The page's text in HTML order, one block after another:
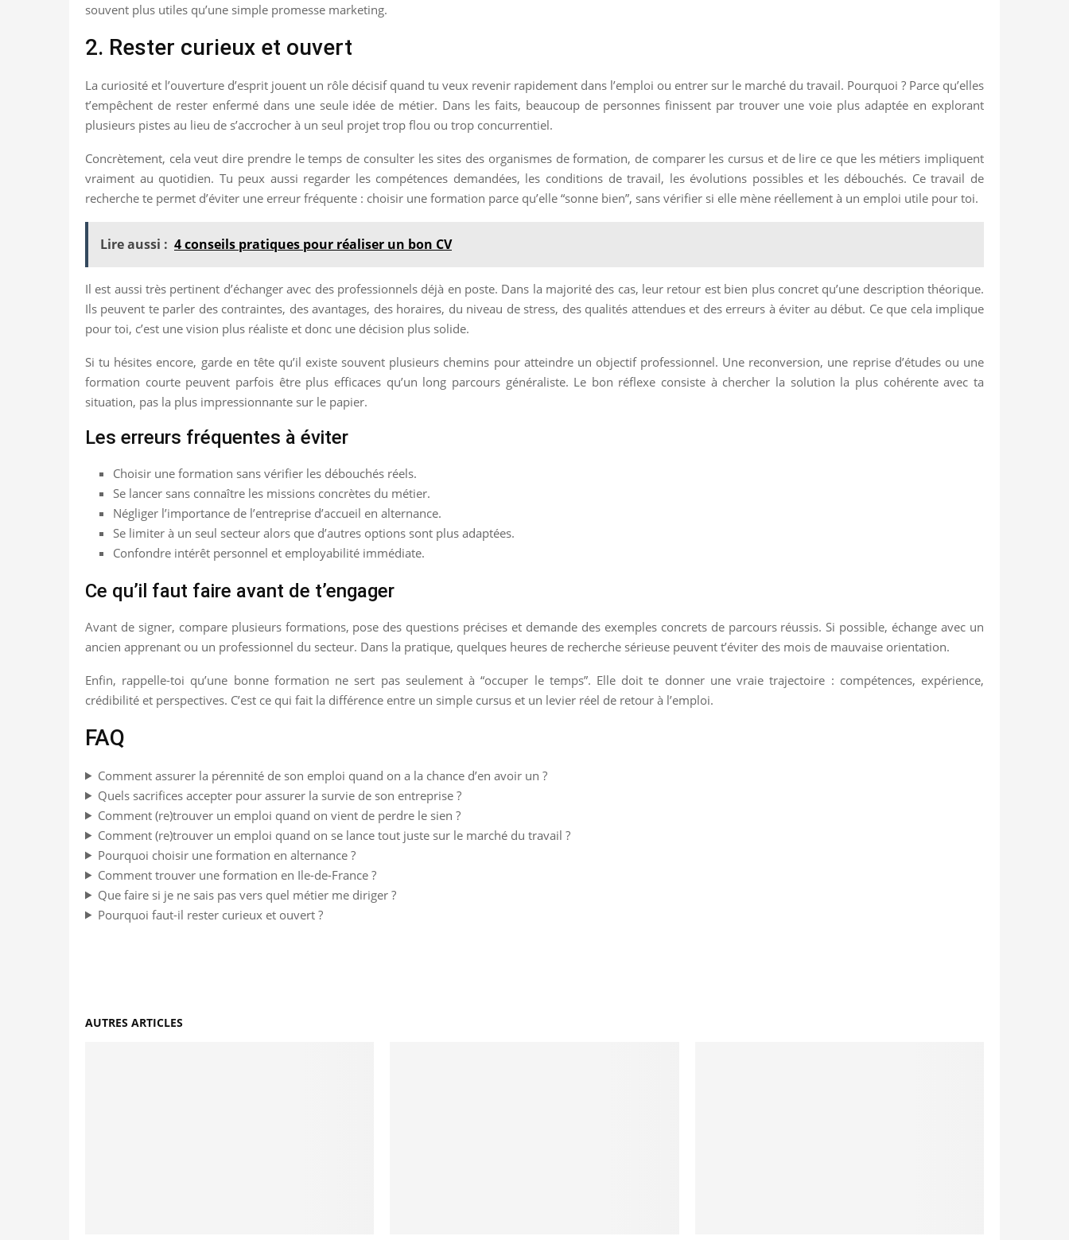
souvent plus utiles qu’une simple promesse marketing.
2. Rester curieux et ouvert
La curiosité et l’ouverture d’esprit jouent un rôle décisif quand tu veux revenir rapidement dans l’emploi ou entrer sur le marché du travail. Pourquoi ? Parce qu’elles
t’empêchent de rester enfermé dans une seule idée de métier. Dans les faits, beaucoup de personnes finissent par trouver une voie plus adaptée en explorant
plusieurs pistes au lieu de s’accrocher à un seul projet trop flou ou trop concurrentiel.
Concrètement, cela veut dire prendre le temps de consulter les sites des organismes de formation, de comparer les cursus et de lire ce que les métiers impliquent
vraiment au quotidien. Tu peux aussi regarder les compétences demandées, les conditions de travail, les évolutions possibles et les débouchés. Ce travail de
recherche te permet d’éviter une erreur fréquente : choisir une formation parce qu’elle “sonne bien”, sans vérifier si elle mène réellement à un emploi utile pour toi.
Lire aussi : 4 conseils pratiques pour réaliser un bon CV
Il est aussi très pertinent d’échanger avec des professionnels déjà en poste. Dans la majorité des cas, leur retour est bien plus concret qu’une description théorique.
Ils peuvent te parler des contraintes, des avantages, des horaires, du niveau de stress, des qualités attendues et des erreurs à éviter au début. Ce que cela implique
pour toi, c’est une vision plus réaliste et donc une décision plus solide.
Si tu hésites encore, garde en tête qu’il existe souvent plusieurs chemins pour atteindre un objectif professionnel. Une reconversion, une reprise d’études ou une
formation courte peuvent parfois être plus efficaces qu’un long parcours généraliste. Le bon réflexe consiste à chercher la solution la plus cohérente avec ta
situation, pas la plus impressionnante sur le papier.
Les erreurs fréquentes à éviter
Choisir une formation sans vérifier les débouchés réels.
Se lancer sans connaître les missions concrètes du métier.
Négliger l’importance de l’entreprise d’accueil en alternance.
Se limiter à un seul secteur alors que d’autres options sont plus adaptées.
Confondre intérêt personnel et employabilité immédiate.
Ce qu’il faut faire avant de t’engager
Avant de signer, compare plusieurs formations, pose des questions précises et demande des exemples concrets de parcours réussis. Si possible, échange avec un
ancien apprenant ou un professionnel du secteur. Dans la pratique, quelques heures de recherche sérieuse peuvent t’éviter des mois de mauvaise orientation.
Enfin, rappelle-toi qu’une bonne formation ne sert pas seulement à “occuper le temps”. Elle doit te donner une vraie trajectoire : compétences, expérience,
crédibilité et perspectives. C’est ce qui fait la différence entre un simple cursus et un levier réel de retour à l’emploi.
FAQ
Comment assurer la pérennité de son emploi quand on a la chance d’en avoir un ?
Quels sacrifices accepter pour assurer la survie de son entreprise ?
Comment (re)trouver un emploi quand on vient de perdre le sien ?
Comment (re)trouver un emploi quand on se lance tout juste sur le marché du travail ?
Pourquoi choisir une formation en alternance ?
Comment trouver une formation en Ile-de-France ?
Que faire si je ne sais pas vers quel métier me diriger ?
Pourquoi faut-il rester curieux et ouvert ?
AUTRES ARTICLES